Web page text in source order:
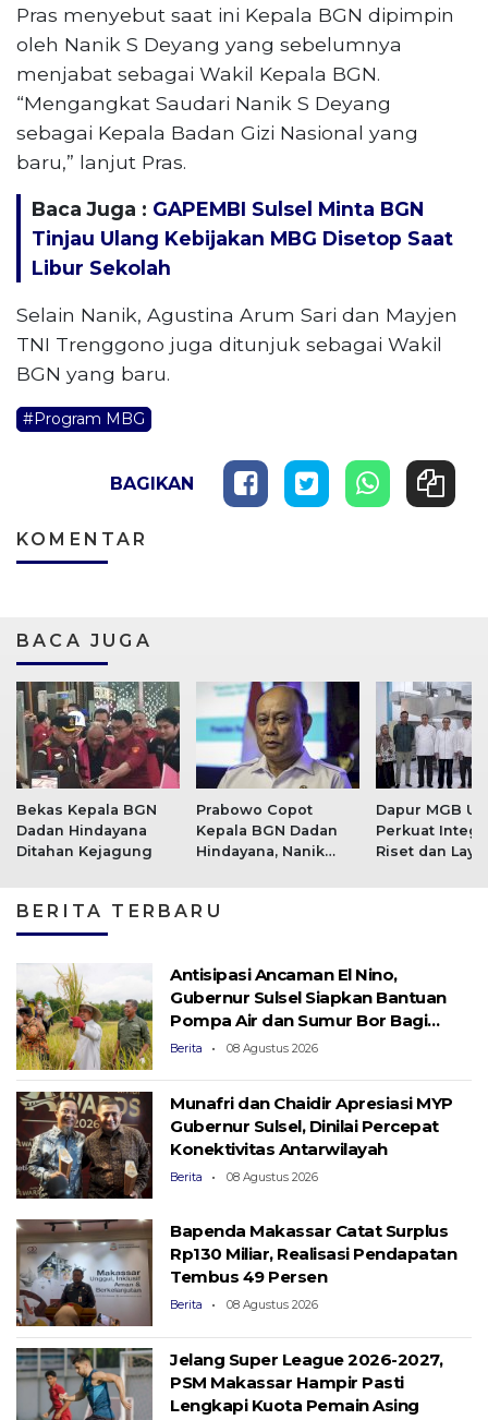
Pras menyebut saat ini Kepala BGN dipimpin
oleh Nanik S Deyang yang sebelumnya
menjabat sebagai Wakil Kepala BGN.
“Mengangkat Saudari Nanik S Deyang
sebagai Kepala Badan Gizi Nasional yang
baru,” lanjut Pras.
Baca Juga : GAPEMBI Sulsel Minta BGN
Tinjau Ulang Kebijakan MBG Disetop Saat
Libur Sekolah
Selain Nanik, Agustina Arum Sari dan Mayjen
TNI Trenggono juga ditunjuk sebagai Wakil
BGN yang baru.
#Program MBG
BAGIKAN
KOMENTAR
BACA JUGA
Bekas Kepala BGN
Dadan Hindayana
Ditahan Kejagung
Prabowo Copot
Kepala BGN Dadan
Hindayana, Nanik
Dapur MGB
Perkuat
Riset dan
BERITA TERBARU
Antisipasi Ancaman El Nino,
Gubernur Sulsel Siapkan Bantuan
Pompa Air dan Sumur Bor Bagi
Lahan Pertanian
Berita 08 Agustus 2026
Munafri dan Chaidir Apresiasi MYP
Gubernur Sulsel, Dinilai Percepat
Konektivitas Antarwilayah
Berita 08 Agustus 2026
Bapenda Makassar Catat Surplus
Rp130 ​​Miliar, Realisasi Pendapatan
Tembus 49 Persen
Berita 08 Agustus 2026
Jelang Super League 2026-2027,
PSM Makassar Hampir Pasti
Lengkapi Kuota Pemain Asing